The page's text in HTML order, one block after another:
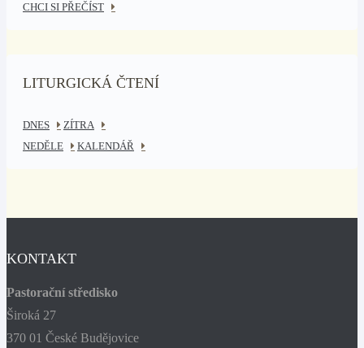
CHCI SI PŘEČÍST
LITURGICKÁ ČTENÍ
DNES
ZÍTRA
NEDĚLE
KALENDÁŘ
KONTAKT
Pastorační středisko
Široká 27
370 01 České Budějovice